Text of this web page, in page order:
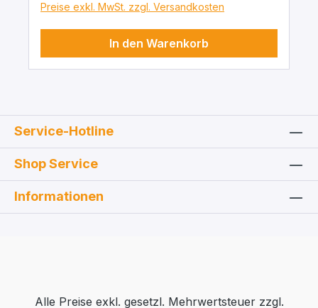
Preise exkl. MwSt. zzgl. Versandkosten
In den Warenkorb
Service-Hotline
Shop Service
Informationen
Alle Preise exkl. gesetzl. Mehrwertsteuer zzgl.